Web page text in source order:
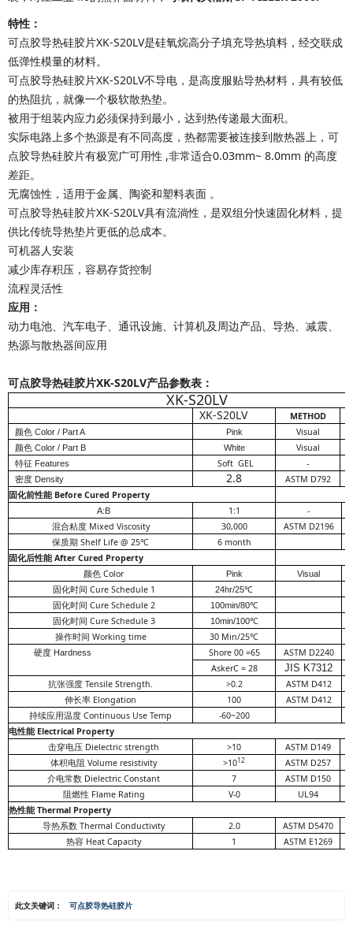
特性：
可点胶导热硅胶片XK-S20LV是硅氧烷高分子填充导热填料，经交联成
低弹性模量的材料。
可点胶导热硅胶片XK-S20LV不导电，是高度服贴导热材料，具有较低
的热阻抗，就像一个极软散热垫。
被用于组装内应力必须保持到最小，达到热传递最大面积。
实际电路上多个热源是有不同高度，热都需要被连接到散热器上， 可
点胶导热硅胶片有极宽广可用性 ,非常适合0.03mm~ 8.0mm 的高度
差距。
无腐蚀性，适用于金属、陶瓷和塑料表面 。
可点胶导热硅胶片XK-S20LV具有流淌性， 是双组分快速固化材料，提
供比传统导热垫片更低的总成本。
可机器人安装
减少库存积压，容易存货控制
流程灵活性
应用：
动力电池、汽车电子、通讯设施、计算机及周边产品、导热、减震、
热源与散热器间应用
可点胶导热硅胶片XK-S20LV产品参数表：
XK-S20LV
XK-S20LV METHOD
颜色 Color / Part A Pink Visual
颜色 Color / Part B White Visual
特征 Features Soft GEL -
密度 Density 2.8 ASTM D792
固化前性能 Before Cured Property
A:B 1:1
-
混合粘度 Mixed Viscosity
30,000
ASTM D2196
保质期 Shelf Life @ 25℃
6 month
固化后性能 After Cured Property
颜色 Color
Pink Visual
固化时间 Cure Schedule 1 24hr/25℃
固化时间 Cure Schedule 2 100min/80℃
固化时间 Cure Schedule 3 10min/100℃
操作时间 Working time 30 Min/25℃
硬度 Hardness Shore 00 =65
ASTM D2240
AskerC = 28
JIS K7312
抗张强度 Tensile Strength. >0.2
ASTM D412
伸长率 Elongation
100
ASTM D412
持续应用温度 Continuous Use Temp
-60~200
电性能 Electrical Property
击穿电压 Dielectric strength
>10 ASTM D149
体积电阻 Volume resistivity
>1012 ASTM D257
介电常数 Dielectric Constant
7 ASTM D150
阻燃性 Flame Rating
V-0
UL94
热性能 Thermal Property
导热系数 Thermal Conductivity
2.0 ASTM D5470
热容 Heat Capacity
1 ASTM E1269
此文关键词： 可点胶导热硅胶片